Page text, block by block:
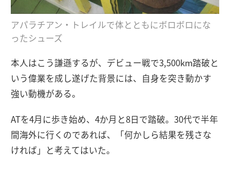
アパラチアン・トレイルで体とともにボロボロにな
ったシューズ
本人はこう謙遜するが、デビュー戦で3,500km踏破と
いう偉業を成し遂げた背景には、自身を突き動かす
強い動機がある。
ATを4月に歩き始め、4か月と8日で踏破。30代で半年
間海外に行くのであれば、「何かしら結果を残さな
ければ」と考えてはいた。